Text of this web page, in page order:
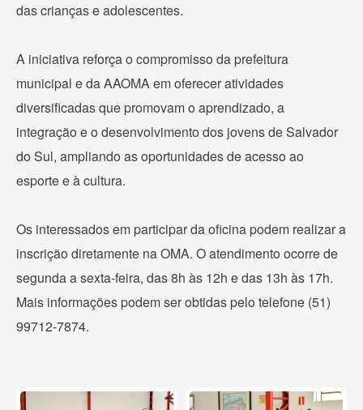
das crianças e adolescentes.
A iniciativa reforça o compromisso da prefeitura
municipal e da AAOMA em oferecer atividades
diversificadas que promovam o aprendizado, a
integração e o desenvolvimento dos jovens de Salvador
do Sul, ampliando as oportunidades de acesso ao
esporte e à cultura.
Os interessados em participar da oficina podem realizar a
inscrição diretamente na OMA. O atendimento ocorre de
segunda a sexta-feira, das 8h às 12h e das 13h às 17h.
Mais informações podem ser obtidas pelo telefone (51)
99712-7874.